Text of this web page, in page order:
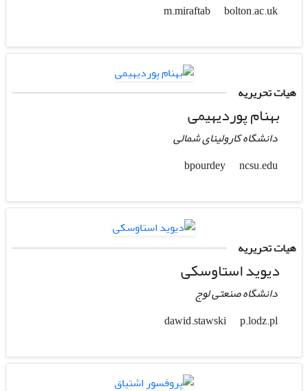
bolton.ac.uk
هیات تحریریه
بهنام پوردیهیمی
دانشگاه کارولینای شمالی
ncsu.edu
هیات تحریریه
دیوید استاوسکی
دانشگاه صنعتی لوج
p.lodz.pl